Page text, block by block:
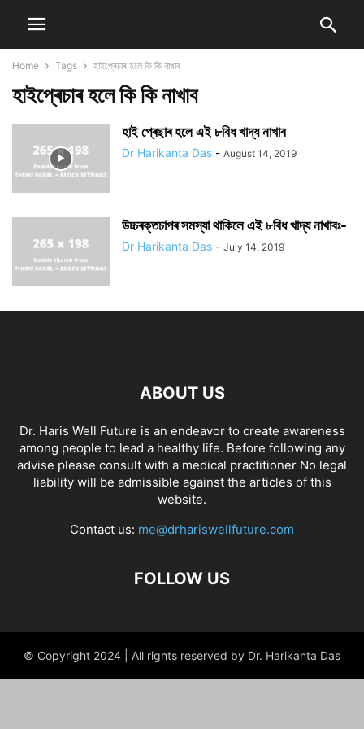
Home Tags হাইপ্ৰেচাৰ হলে কি কি নাখাব
হাইপ্ৰেচাৰ হলে কি কি নাখাব
হাই প্ৰেছাৰ হলে এই ৮বিধ খাদ্য নাখাব
Dr Harikanta Das - August 14, 2019
উচ্চৰক্তচাপৰ সমস্যা থাকিলে এই ৮বিধ খাদ্য নাখাবঃ-
Dr Harikanta Das - July 14, 2019
ABOUT US
Dr. Haris Well Future is an endeavor to create awareness
among people to lead a healthy life. Before following any
advise please consult with a medical practitioner No legal
liability will be admissible against the articles of this
website.
Contact us: me@drhariswellfuture.com
FOLLOW US
© Copyright 2024 | All rights reserved by Dr. Harikanta Das